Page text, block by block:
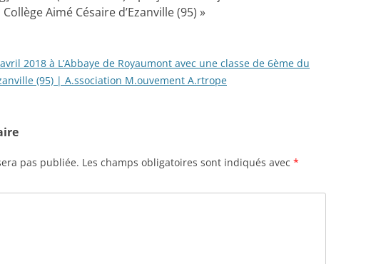
Aimé Césaire d’Ezanville (95) »
2018 à L’Abbaye de Royaumont avec une classe de 6ème du
(95) | A.ssociation M.ouvement A.rtrope
pas publiée. Les champs obligatoires sont indiqués avec *